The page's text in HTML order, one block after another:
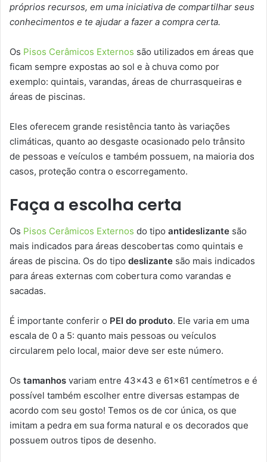
próprios recursos, em uma iniciativa de compartilhar seus
conhecimentos e te ajudar a fazer a compra certa.
Os Pisos Cerâmicos Externos são utilizados em áreas que
ficam sempre expostas ao sol e à chuva como por
exemplo: quintais, varandas, áreas de churrasqueiras e
áreas de piscinas.
Eles oferecem grande resistência tanto às variações
climáticas, quanto ao desgaste ocasionado pelo trânsito
de pessoas e veículos e também possuem, na maioria dos
casos, proteção contra o escorregamento.
Faça a escolha certa
Os Pisos Cerâmicos Externos do tipo antideslizante são
mais indicados para áreas descobertas como quintais e
áreas de piscina. Os do tipo deslizante são mais indicados
para áreas externas com cobertura como varandas e
sacadas.
É importante conferir o PEI do produto. Ele varia em uma
escala de 0 a 5: quanto mais pessoas ou veículos
circularem pelo local, maior deve ser este número.
Os tamanhos variam entre 43×43 e 61×61 centímetros e é
possível também escolher entre diversas estampas de
acordo com seu gosto! Temos os de cor única, os que
imitam a pedra em sua forma natural e os decorados que
possuem outros tipos de desenho.